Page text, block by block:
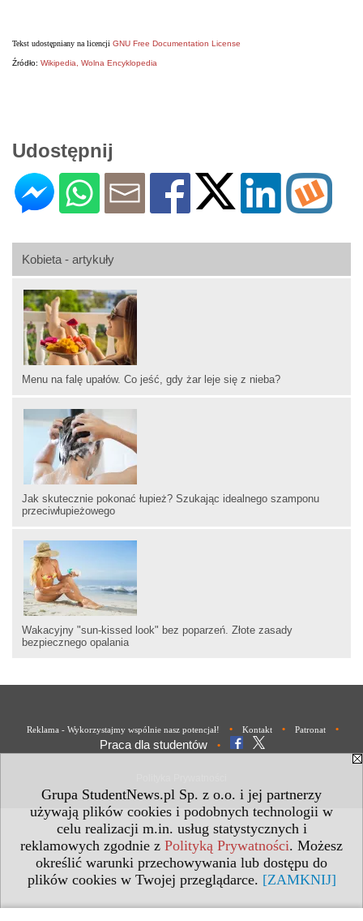
Grupa StudentNews.pl Sp. z o.o. i jej partnerzy
używają plików cookies i podobnych technologii w
celu realizacji m.in. usług statystycznych i
reklamowych zgodnie z Polityką Prywatności. Możesz
określić warunki przechowywania lub dostępu do
plików cookies w Twojej przeglądarce. [ZAMKNIJ]
Kobieta - artykuły
Menu na falę upałów. Co jeść, gdy żar leje się z nieba?
Jak skutecznie pokonać łupież? Szukając idealnego szamponu
przeciwłupieżowego
Wakacyjny "sun-kissed look" bez poparzeń. Złote zasady
bezpiecznego opalania
Tekst udostępniany na licencji GNU Free Documentation License
Źródło: Wikipedia, Wolna Encyklopedia
Udostępnij
Reklama - Wykorzystajmy wspólnie nasz potencjał! • Kontakt • Patronat •
Praca dla studentów •